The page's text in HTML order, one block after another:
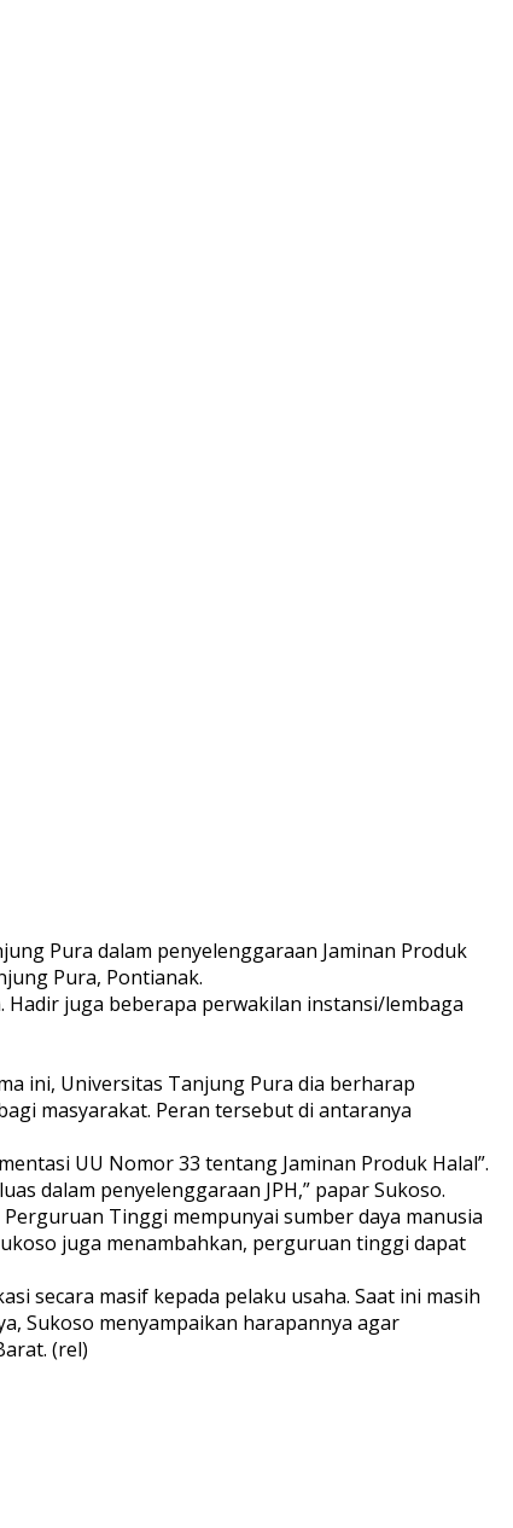
Pura dalam penyelenggaraan Jaminan Produk
Pura, Pontianak.
juga beberapa perwakilan instansi/lembaga
ini, Universitas Tanjung Pura dia berharap
masyarakat. Peran tersebut di antaranya
UU Nomor 33 tentang Jaminan Produk Halal”.
dalam penyelenggaraan JPH,” papar Sukoso.
Tinggi mempunyai sumber daya manusia
juga menambahkan, perguruan tinggi dapat
secara masif kepada pelaku usaha. Saat ini masih
Sukoso menyampaikan harapannya agar
(rel)